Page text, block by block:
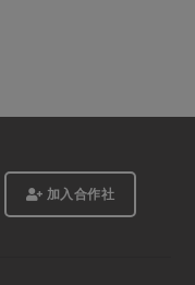
加入合作社